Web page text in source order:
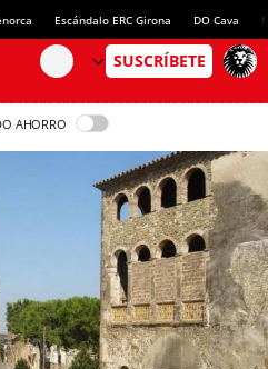
Escándalo ERC Girona DO Cava
AHORRO